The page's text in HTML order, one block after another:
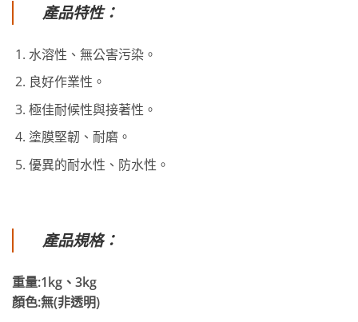
產品特性：
水溶性、無公害污染。
良好作業性。
極佳耐候性與接著性。
塗膜堅韌、耐磨。
優異的耐水性、防水性。
產品規格：
重量:1kg、 3kg
顏色:無(非透明)